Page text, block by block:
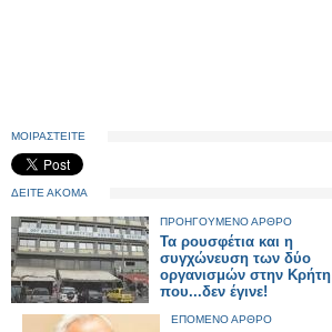
ΜΟΙΡΑΣΤΕΙΤΕ
ΔΕΙΤΕ ΑΚΟΜΑ
ΠΡΟΗΓΟΥΜΕΝΟ ΑΡΘΡΟ
Τα ρουσφέτια και η
συγχώνευση των δύο
οργανισμών στην Κρήτη
που...δεν έγινε!
ΕΠΟΜΕΝΟ ΑΡΘΡΟ